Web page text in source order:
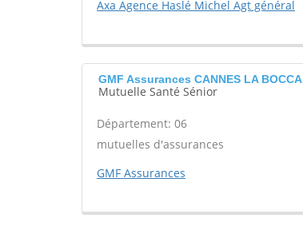
Axa Agence Haslé Michel Agt général
GMF Assurances CANNES LA BOCCA
Mutuelle Santé Sénior
Département: 06
mutuelles d'assurances
GMF Assurances